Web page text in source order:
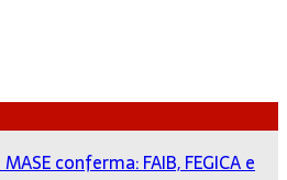
MASE conferma: FAIB, FEGICA e